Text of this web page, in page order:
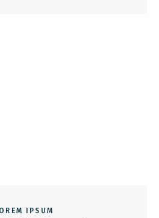
IPSUM